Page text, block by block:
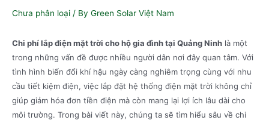
Chưa phân loại / By Green Solar Việt Nam
Chi phí lắp điện mặt trời cho hộ gia đình tại Quảng Ninh là một
trong những vấn đề được nhiều người dân nơi đây quan tâm. Với
tình hình biến đổi khí hậu ngày càng nghiêm trọng cùng với nhu
cầu tiết kiệm điện, việc lắp đặt hệ thống điện mặt trời không chỉ
giúp giảm hóa đơn tiền điện mà còn mang lại lợi ích lâu dài cho
môi trường. Trong bài viết này, chúng ta sẽ tìm hiểu sâu về chi